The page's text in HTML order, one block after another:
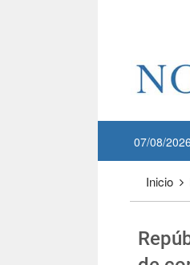
07/08/2026
Inicio